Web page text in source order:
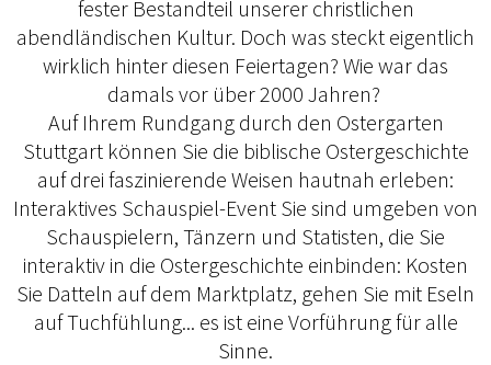
fester Bestandteil unserer christlichen
abendländischen Kultur. Doch was steckt eigentlich
wirklich hinter diesen Feiertagen? Wie war das
damals vor über 2000 Jahren?
Auf Ihrem Rundgang durch den Ostergarten
Stuttgart können Sie die biblische Ostergeschichte
auf drei faszinierende Weisen hautnah erleben:
Interaktives Schauspiel-Event Sie sind umgeben von
Schauspielern, Tänzern und Statisten, die Sie
interaktiv in die Ostergeschichte einbinden: Kosten
Sie Datteln auf dem Marktplatz, gehen Sie mit Eseln
auf Tuchfühlung... es ist eine Vorführung für alle
Sinne.